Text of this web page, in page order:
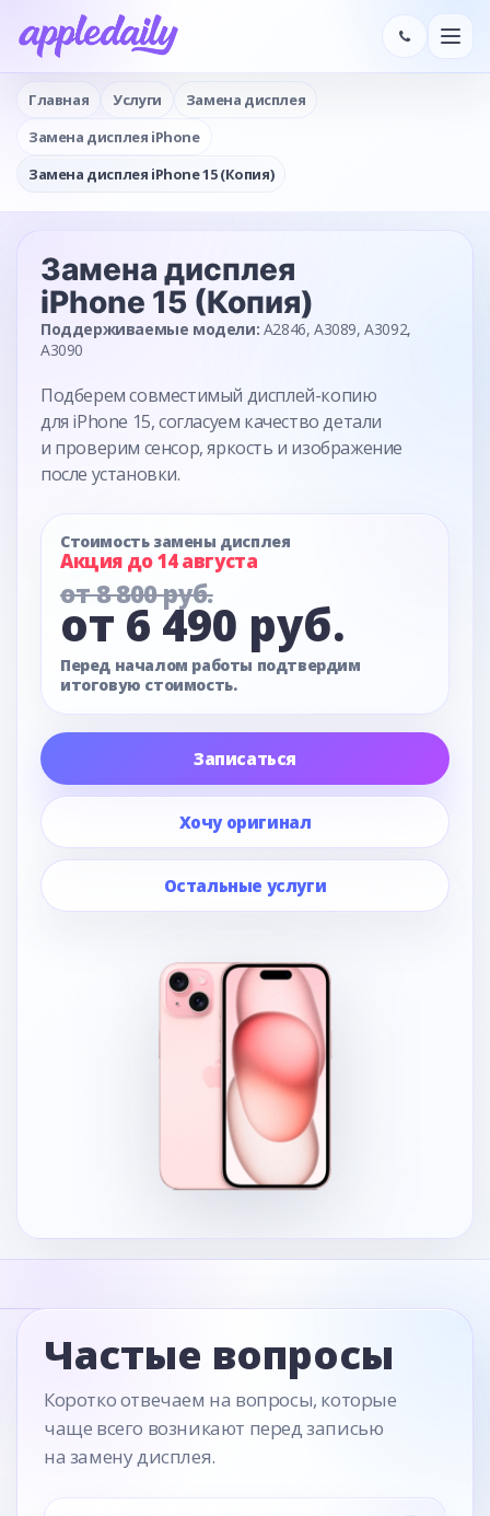
Главная Услуги
Замена дисплея
Замена дисплея iPhone
Замена дисплея iPhone 15 (Копия)
Замена дисплея
iPhone 15 (Копия)
Поддерживаемые модели: A2846, A3089, A3092,
A3090
Подберем совместимый дисплей-копию
для iPhone 15, согласуем качество детали
и проверим сенсор, яркость и изображение
после установки.
Стоимость замены дисплея
Акция до 14 августа
от 8 800 руб.
от 6 490 руб.
Перед началом работы подтвердим
итоговую стоимость.
Записаться
Хочу оригинал
Остальные услуги
Частые вопросы
Коротко отвечаем на вопросы, которые
чаще всего возникают перед записью
на замену дисплея.